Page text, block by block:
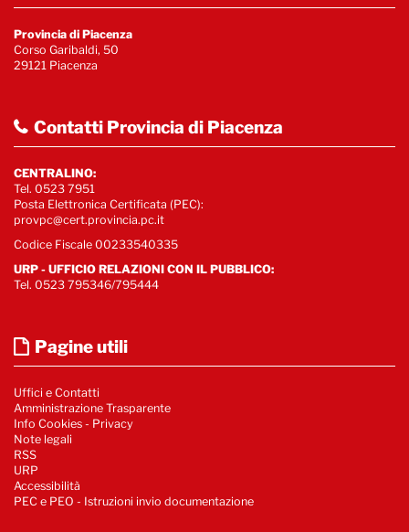
Provincia di Piacenza
Corso Garibaldi, 50
29121 Piacenza
Contatti Provincia di Piacenza
CENTRALINO:
Tel. 0523 7951
Posta Elettronica Certificata (PEC):
provpc@cert.provincia.pc.it
Codice Fiscale 00233540335
URP - UFFICIO RELAZIONI CON IL PUBBLICO:
Tel. 0523 795346/795444
Pagine utili
Uffici e Contatti
Amministrazione Trasparente
Info Cookies - Privacy
Note legali
RSS
URP
Accessibilità
PEC e PEO - Istruzioni invio documentazione